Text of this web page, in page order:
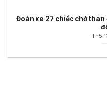
Đoàn xe 27 chiếc chở than
Th5